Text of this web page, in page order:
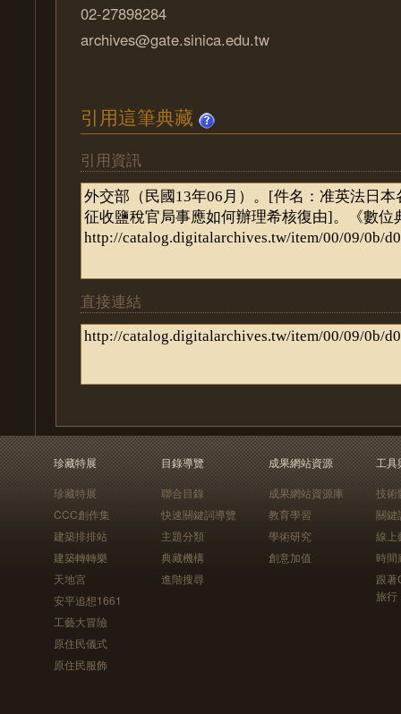
02-27898284
archives@gate.sinica.edu.tw
引用這筆典藏
引用資訊
直接連結
珍藏特展
珍藏特展
CCC創作集
建築排排站
建築轉轉樂
天地宮
安平追想1661
工藝大冒險
原住民儀式
原住民服飾
目錄導覽
聯合目錄
快速關鍵詞導覽
主題分類
典藏機構
進階搜尋
成果網站資源
成果網站資源庫
教育學習
學術研究
創意加值
工具
技術
關鍵
線上
時間
跟
旅行